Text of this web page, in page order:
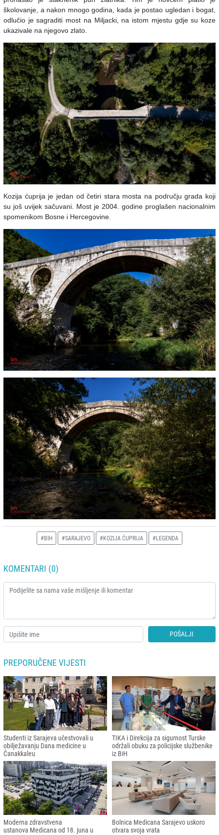
školovanje, a nakon mnogo godina, kada je postao ugledan i bogat,
odlučio je sagraditi most na Miljacki, na istom mjestu gdje su koze
ukazivale na njegovo zlato.
Kozija ćuprija je jedan od četiri stara mosta na području grada koji
su još uvijek sačuvani. Most je 2004. godine proglašen nacionalnim
spomenikom Bosne i Hercegovine.
#BIH #SARAJEVO #KOZIJA ĆUPRIJA #LEGENDA
KOMENTARI (0)
POŠALJI
PREPORUČENE VIJESTI
Studenti iz Sarajeva učestvovali u
obilježavanju Dana medicine u
Čanakkaleu
TIKA i Direkcija za sigurnost Turske
održali obuku za policijske službenike
iz BiH
Moderna zdravstvena
ustanova Medicana od 18. juna u
Bolnica Medicana Sarajevo uskoro
otvara svoja vrata